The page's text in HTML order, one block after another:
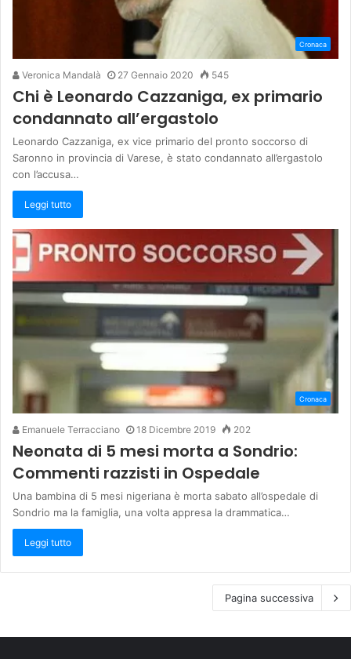
Cronaca
Veronica Mandalà 27 Gennaio 2020 545
Chi è Leonardo Cazzaniga, ex primario
condannato all’ergastolo
Leonardo Cazzaniga, ex vice primario del pronto soccorso di
Saronno in provincia di Varese, è stato condannato all’ergastolo
con l’accusa…
Leggi tutto
Cronaca
Emanuele Terracciano 18 Dicembre 2019 202
Neonata di 5 mesi morta a Sondrio:
Commenti razzisti in Ospedale
Una bambina di 5 mesi nigeriana è morta sabato all’ospedale di
Sondrio ma la famiglia, una volta appresa la drammatica…
Leggi tutto
Pagina successiva